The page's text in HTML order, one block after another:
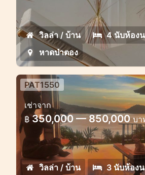
วิลล่า / บ้าน
4 นับห้อง
หาดป่าตอง
วิลล่า 3 ห้องนอนสวยวิว
วิลล่าหรูให้เช่าในป่าตอง
PAT1550
เช่าจาก
฿ 350,000 — 850,000บา
วิลล่า / บ้าน 3 นับห้อง